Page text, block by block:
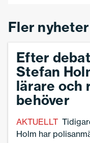
Fler nyheter
Efter
Stefan
lärare och
behöver
AKTUELLT
Holm har